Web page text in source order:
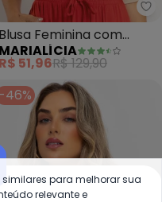
- Blusa Feminina
Blusa Feminina com
Bordado (Bege)
MARIALÍCIA
R$ 51,96R$ 129,90
-46%
para melhorar sua
relevante e